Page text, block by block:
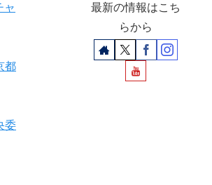
げ”
追
ャ
都
委
最新の情報はこち
らから